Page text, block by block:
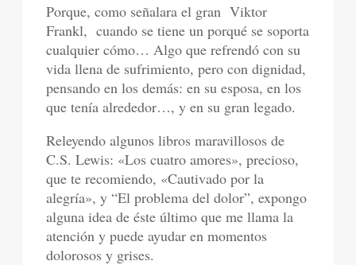
Porque, como señalara el gran Viktor
Frankl, cuando se tiene un porqué se soporta
cualquier cómo… Algo que refrendó con su
vida llena de sufrimiento, pero con dignidad,
pensando en los demás: en su esposa, en los
que tenía alrededor…, y en su gran legado.
Releyendo algunos libros maravillosos de
C.S. Lewis: «Los cuatro amores», precioso,
que te recomiendo, «Cautivado por la
alegría», y “El problema del dolor”, expongo
alguna idea de éste último que me llama la
atención y puede ayudar en momentos
dolorosos y grises.